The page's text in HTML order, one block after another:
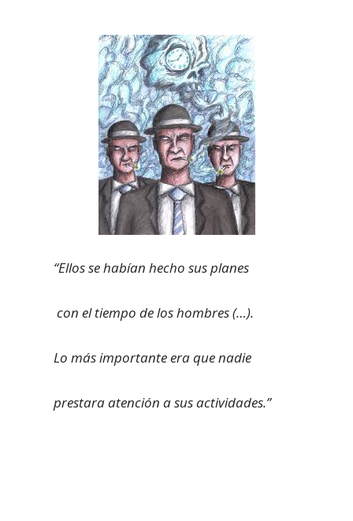
“Ellos se habían hecho sus planes
con el tiempo de los hombres (…).
Lo más importante era que nadie
prestara atención a sus actividades.”